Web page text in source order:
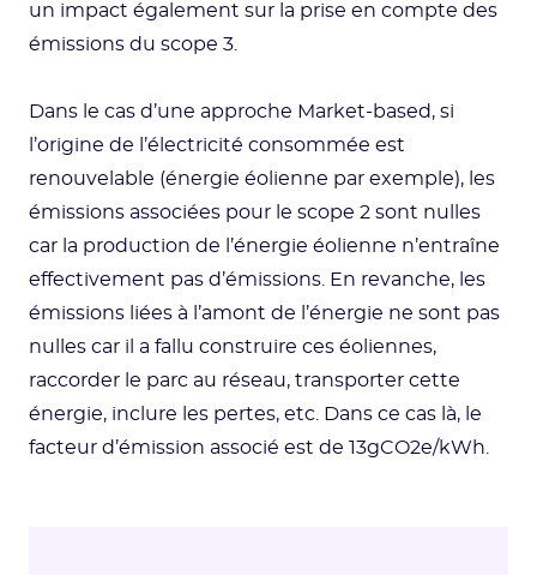
un impact également sur la prise en compte des
émissions du scope 3.
Dans le cas d’une approche Market-based, si
l’origine de l’électricité consommée est
renouvelable (énergie éolienne par exemple), les
émissions associées pour le scope 2 sont nulles
car la production de l’énergie éolienne n’entraîne
effectivement pas d’émissions. En revanche, les
émissions liées à l’amont de l’énergie ne sont pas
nulles car il a fallu construire ces éoliennes,
raccorder le parc au réseau, transporter cette
énergie, inclure les pertes, etc. Dans ce cas là, le
facteur d’émission associé est de 13gCO2e/kWh.